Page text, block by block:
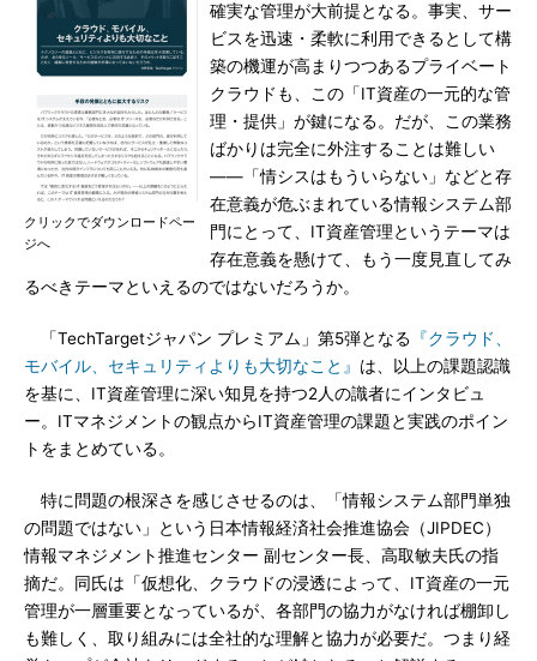
クリックでダウンロードペー
ジへ
確実な管理が大前提となる。事実、サー
ビスを迅速・柔軟に利用できるとして構
築の機運が高まりつつあるプライベート
クラウドも、この「IT資産の一元的な管
理・提供」が鍵になる。だが、この業務
ばかりは完全に外注することは難しい
――「情シスはもういらない」などと存
在意義が危ぶまれている情報システム部
門にとって、IT資産管理というテーマは
存在意義を懸けて、もう一度見直してみ
るべきテーマといえるのではないだろうか。
「TechTargetジャパン プレミアム」第5弾となる 『クラウド、
モバイル、セキュリティよりも大切なこと』 は、以上の課題認識
を基に、IT資産管理に深い知見を持つ2人の識者にインタビュ
ー。ITマネジメントの観点からIT資産管理の課題と実践のポイン
トをまとめている。
特に問題の根深さを感じさせるのは、「情報システム部門単独
の問題ではない」という日本情報経済社会推進協会（JIPDEC）
情報マネジメント推進センター 副センター長、高取敏夫氏の指
摘だ。同氏は「仮想化、クラウドの浸透によって、IT資産の一元
管理が一層重要となっているが、各部門の協力がなければ棚卸し
も難しく、取り組みには全社的な理解と協力が必要だ。つまり経